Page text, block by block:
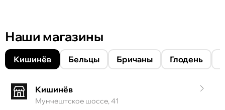
Наши магазины
Кишинёв Бельцы Бричаны Глодень
Кишинёв
Мунчештское шоссе, 41